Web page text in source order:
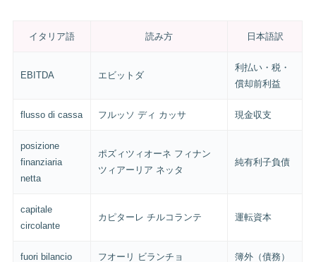
イタリア語 読み方 日本語訳
EBITDA エビットダ
利払い・税・
償却前利益
flusso di cassa フルッソ ディ カッサ 現金収支
posizione
finanziaria
netta
ポズィツィオーネ フィナン
ツィアーリア ネッタ
純有利子負債
capitale
circolante
カピターレ チルコランテ 運転資本
fuori bilancio フオーリ ビランチョ 簿外（債務）